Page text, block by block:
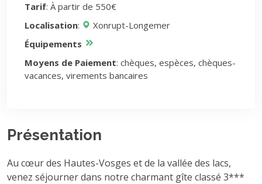
Tarif: À partir de 550€
Localisation:
Xonrupt-Longemer
Équipements
Moyens de Paiement: chèques, espèces, chèques-
vacances, virements bancaires
Présentation
Au cœur des Hautes-Vosges et de la vallée des lacs,
venez séjourner dans notre charmant gîte classé 3***